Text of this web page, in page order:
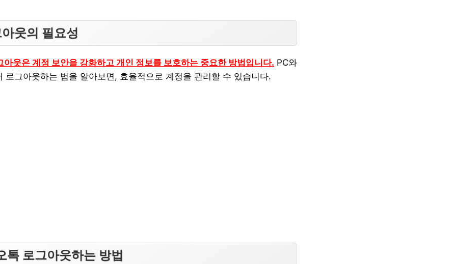
웃의 필요성
아웃은 계정 보안을 강화하고 개인 정보를 보호하는 중요한 방법입니다. PC와
로그아웃하는 법을 알아보면, 효율적으로 계정을 관리할 수 있습니다.
톡 로그아웃하는 방법